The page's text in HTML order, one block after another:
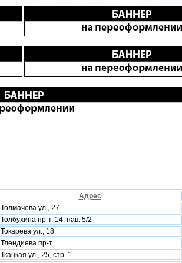
Адрес
Толмачева ул., 27
Толбухина пр-т, 14, пав. 5/2
Токарева ул., 18
Тлендиева пр-т
Ткацкая ул., 25, стр. 1